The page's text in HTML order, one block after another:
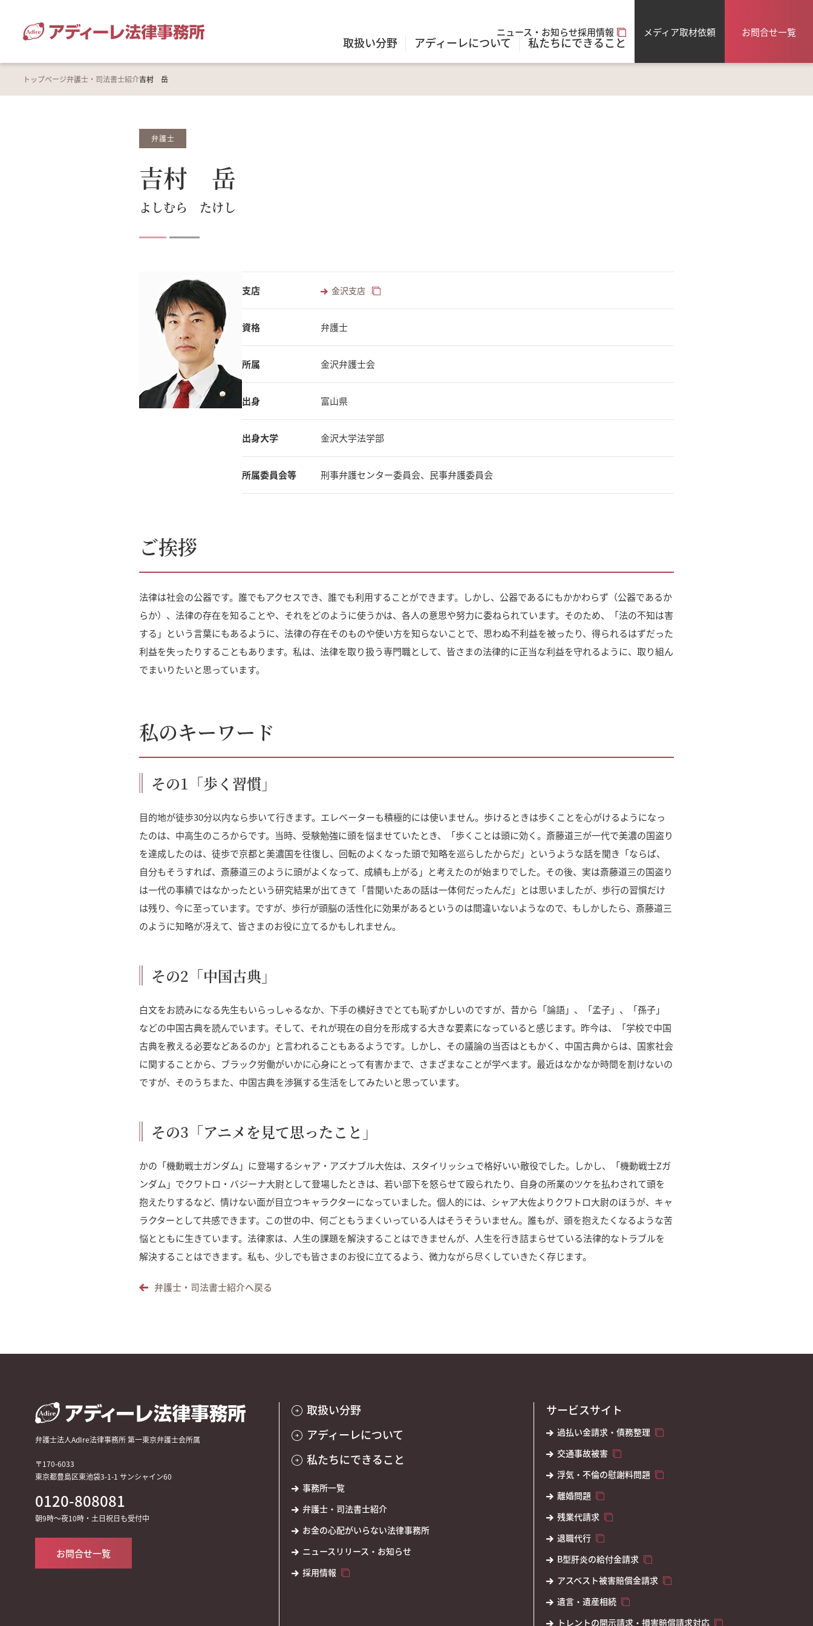
ニュース・お知らせ採用情報
取扱い分野 アディーレについて 私たちにできること
メディア取材依頼 お問合せ一覧
トップページ弁護士・司法書士紹介吉村 岳
弁護士
吉村 岳
よしむら たけし
支店 金沢支店
資格 弁護士
所属 金沢弁護士会
出身 富山県
出身大学 金沢大学法学部
所属委員会等 刑事弁護センター委員会、民事弁護委員会
ご挨拶
法律は社会の公器です。誰でもアクセスでき、誰でも利用することができます。しかし、公器であるにもかかわらず（公器であるか
らか）、法律の存在を知ることや、それをどのように使うかは、各人の意思や努力に委ねられています。そのため、「法の不知は害
する」という言葉にもあるように、法律の存在そのものや使い方を知らないことで、思わぬ不利益を被ったり、得られるはずだった
利益を失ったりすることもあります。私は、法律を取り扱う専門職として、皆さまの法律的に正当な利益を守れるように、取り組ん
でまいりたいと思っています。
私のキーワード
その1「歩く習慣」
目的地が徒歩30分以内なら歩いて行きます。エレベーターも積極的には使いません。歩けるときは歩くことを心がけるようになっ
たのは、中高生のころからです。当時、受験勉強に頭を悩ませていたとき、「歩くことは頭に効く。斎藤道三が一代で美濃の国盗り
を達成したのは、徒歩で京都と美濃国を往復し、回転のよくなった頭で知略を巡らしたからだ」というような話を聞き「ならば、
自分もそうすれば、斎藤道三のように頭がよくなって、成績も上がる」と考えたのが始まりでした。その後、実は斎藤道三の国盗り
は一代の事績ではなかったという研究結果が出てきて「昔聞いたあの話は一体何だったんだ」とは思いましたが、歩行の習慣だけ
は残り、今に至っています。ですが、歩行が頭脳の活性化に効果があるというのは間違いないようなので、もしかしたら、斎藤道三
のように知略が冴えて、皆さまのお役に立てるかもしれません。
その2「中国古典」
白文をお読みになる先生もいらっしゃるなか、下手の横好きでとても恥ずかしいのですが、昔から「論語」、「孟子」、「孫子」
などの中国古典を読んでいます。そして、それが現在の自分を形成する大きな要素になっていると感じます。昨今は、「学校で中国
古典を教える必要などあるのか」と言われることもあるようです。しかし、その議論の当否はともかく、中国古典からは、国家社会
に関することから、ブラック労働がいかに心身にとって有害かまで、さまざまなことが学べます。最近はなかなか時間を割けないの
ですが、そのうちまた、中国古典を渉猟する生活をしてみたいと思っています。
その3「アニメを見て思ったこと」
かの「機動戦士ガンダム」に登場するシャア・アズナブル大佐は、スタイリッシュで格好いい敵役でした。しかし、「機動戦士Zガ
ンダム」でクワトロ・バジーナ大尉として登場したときは、若い部下を怒らせて殴られたり、自身の所業のツケを払わされて頭を
抱えたりするなど、情けない面が目立つキャラクターになっていました。個人的には、シャア大佐よりクワトロ大尉のほうが、キャ
ラクターとして共感できます。この世の中、何ごともうまくいっている人はそうそういません。誰もが、頭を抱えたくなるような苦
悩とともに生きています。法律家は、人生の課題を解決することはできませんが、人生を行き詰まらせている法律的なトラブルを
解決することはできます。私も、少しでも皆さまのお役に立てるよう、微力ながら尽くしていきたく存じます。
弁護士・司法書士紹介へ戻る
弁護士法人AdIre法律事務所 第一東京弁護士会所属
〒170-6033
東京都豊島区東池袋3-1-1 サンシャイン60
0120-808081
朝9時～夜10時・土日祝日も受付中
お問合せ一覧
取扱い分野
アディーレについて
私たちにできること
事務所一覧
弁護士・司法書士紹介
お金の心配がいらない法律事務所
ニュースリリース・お知らせ
採用情報
サービスサイト
過払い金請求・債務整理
交通事故被害
浮気・不倫の慰謝料問題
離婚問題
残業代請求
退職代行
B型肝炎の給付金請求
アスベスト被害賠償金請求
遺言・遺産相続
トレントの開示請求・損害賠償請求対応